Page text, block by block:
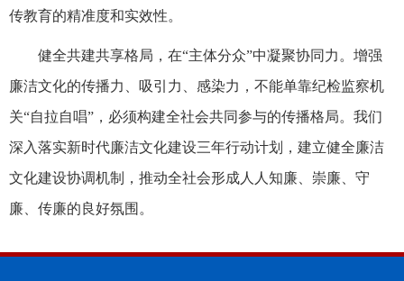
传教育的精准度和实效性。
健全共建共享格局，在“主体分众”中凝聚协同力。增强
廉洁文化的传播力、吸引力、感染力，不能单靠纪检监察机
关“自拉自唱”，必须构建全社会共同参与的传播格局。我们
深入落实新时代廉洁文化建设三年行动计划，建立健全廉洁
文化建设协调机制，推动全社会形成人人知廉、崇廉、守
廉、传廉的良好氛围。